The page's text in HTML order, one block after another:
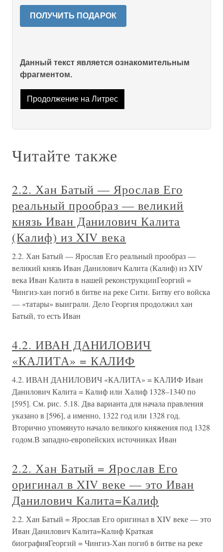
ПОЛУЧИТЬ ПОДАРОК
Данный текст является ознакомительным
фрагментом.
Продолжение на Литрес
Читайте также
2.2. Хан Батый — Ярослав Его
реальный прообраз — великий
князь Иван Данилович Калита
(Калиф) из XIV века
2.2. Хан Батый — Ярослав Его реальный прообраз —
великий князь Иван Данилович Калита (Калиф) из XIV
века Иван Калита в нашей реконструкцииГеоргий =
Чингиз-хан погиб в битве на реке Сити. Битву его войска
— «татары» выиграли. Дело Георгия продолжил хан
Батый, то есть Иван
4.2. ИВАН ДАНИЛОВИЧ
«КАЛИТА» = КАЛИФ
4.2. ИВАН ДАНИЛОВИЧ «КАЛИТА» = КАЛИФ Иван
Данилович Калита = Калиф или Халиф 1328–1340 по
[595]. См. рис. 5.18. Два варианта для начала правления
указано в [596], а именно, 1322 год или 1328 год.
Вторично упомянуто начало великого княжения под 1328
годом.В западно-европейских источниках Иван
2.2. Хан Батый = Ярослав Его
оригинал в XIV веке — это Иван
Данилович Калита=Калиф
2.2. Хан Батый = Ярослав Его оригинал в XIV веке — это
Иван Данилович Калита=Калиф Краткая
биографияГеоргий = Чингиз-Хан погиб в битве на реке